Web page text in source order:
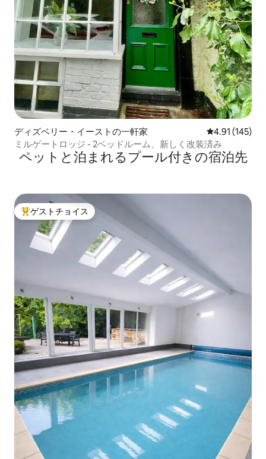
ディズベリー・イーストの一軒家 レビュー145
4.91 (145)
ミルゲートロッジ - 2ベッドルーム、新しく改装済み
ペットと泊まれるプール付きの宿泊先
大好評のゲストチョイスです。
ゲストチョイス